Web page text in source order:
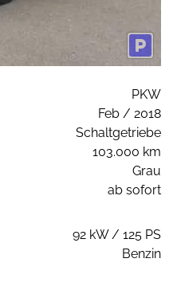
PKW
Feb / 2018
Schaltgetriebe
103.000 km
Grau
ab sofort
92 kW / 125 PS
Benzin